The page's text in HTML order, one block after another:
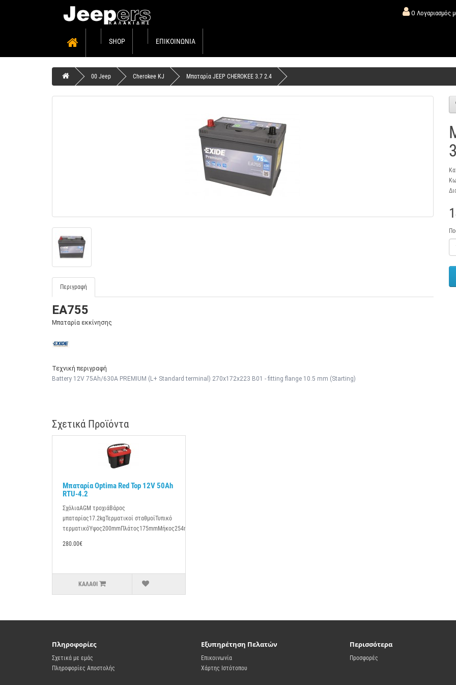
Ο Λογαριασμός
SHOP ΕΠΙΚΟΙΝΩΝΊΑ
00 Jeep Cherokee KJ Μπαταρία JEEP CHEROKEE 3.7 2.4
Περιγραφή
EA755
Μπαταρία εκκίνησης
Τεχνική περιγραφή
Battery 12V 75Ah/630A PREMIUM (L+ Standard terminal) 270x172x223 B01 - fitting flange 10.5 mm (Starting)
Σχετικά Προϊόντα
Μπαταρία Optima Red Top 12V 50Ah
RTU-4.2
ΣχόλιαAGM τροχιάΒάρος
μπαταρίας17.2kgΤερματικοί σταθμοίΤυπικό
τερματικόΎψος200mmΠλάτος175mmΜήκος254m..
280.00€
ΚΑΛΆΘΙ
Πληροφορίες
Σχετικά με εμάς
Πληροφορίες Αποστολής
Εξυπηρέτηση Πελατών
Επικοινωνία
Χάρτης Ιστότοπου
Περισσότερα
Προσφορές